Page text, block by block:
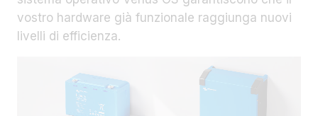
vostro hardware già funzionale raggiunga nuovi
livelli di efficienza.